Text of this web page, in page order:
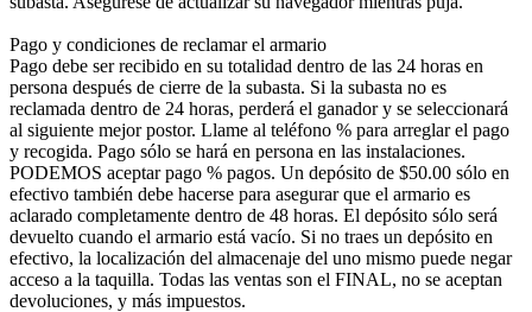
Pago y condiciones de reclamar el armario
Pago debe ser recibido en su totalidad dentro de las 24 horas en
persona después de cierre de la subasta. Si la subasta no es
reclamada dentro de 24 horas, perderá el ganador y se seleccionará
al siguiente mejor postor. Llame al teléfono % para arreglar el pago
y recogida. Pago sólo se hará en persona en las instalaciones.
PODEMOS aceptar pago % pagos. Un depósito de $50.00 sólo en
efectivo también debe hacerse para asegurar que el armario es
aclarado completamente dentro de 48 horas. El depósito sólo será
devuelto cuando el armario está vacío. Si no traes un depósito en
efectivo, la localización del almacenaje del uno mismo puede negar
acceso a la taquilla. Todas las ventas son el FINAL, no se aceptan
devoluciones, y más impuestos.